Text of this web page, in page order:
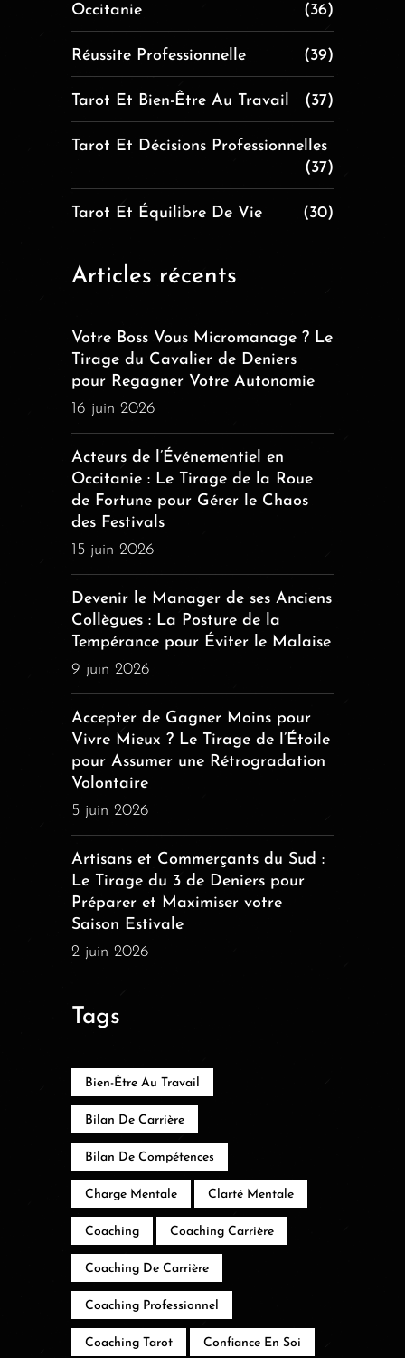
Occitanie
(36)
Réussite Professionnelle (39)
Tarot Et Bien-Être Au Travail (37)
Tarot Et Décisions Professionnelles
(37)
Tarot Et Équilibre De Vie (30)
Articles récents
Votre Boss Vous Micromanage ? Le
Tirage du Cavalier de Deniers
pour Regagner Votre Autonomie
16 juin 2026
Acteurs de l’Événementiel en
Occitanie : Le Tirage de la Roue
de Fortune pour Gérer le Chaos
des Festivals
15 juin 2026
Devenir le Manager de ses Anciens
Collègues : La Posture de la
Tempérance pour Éviter le Malaise
9 juin 2026
Accepter de Gagner Moins pour
Vivre Mieux ? Le Tirage de l’Étoile
pour Assumer une Rétrogradation
Volontaire
5 juin 2026
Artisans et Commerçants du Sud :
Le Tirage du 3 de Deniers pour
Préparer et Maximiser votre
Saison Estivale
2 juin 2026
Tags
Bien-Être Au Travail
Bilan De Carrière
Bilan De Compétences
Charge Mentale Clarté Mentale
Coaching Coaching Carrière
Coaching De Carrière
Coaching Professionnel
Coaching Tarot Confiance En Soi